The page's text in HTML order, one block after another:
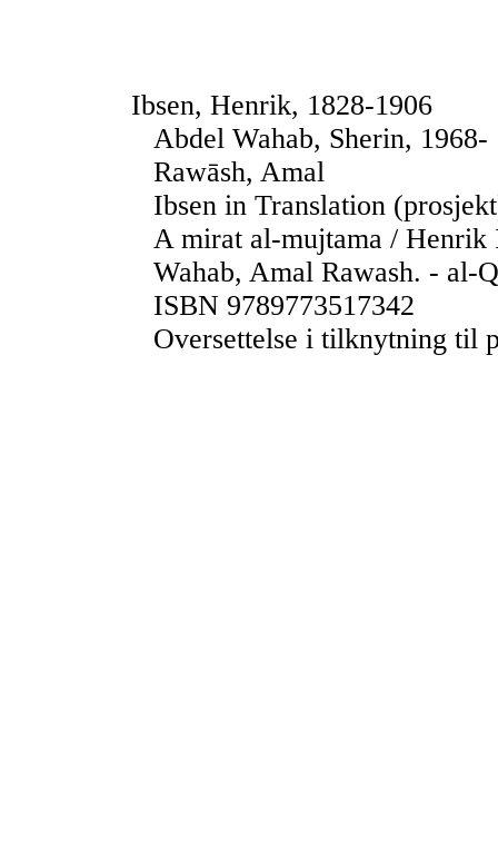
Ibsen, Henrik, 1828-1906
Abdel Wahab, Sherin, 1968-
Rawāsh, Amal
Ibsen in Translation
A mirat al-mujtama /
Wahab, Amal Rawash. - al-
ISBN 9789773517342
Oversettelse i tilknytning til